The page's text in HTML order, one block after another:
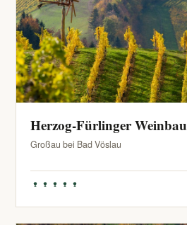
Herzog-Fürlinger Weinbau
Großau bei Bad Vöslau